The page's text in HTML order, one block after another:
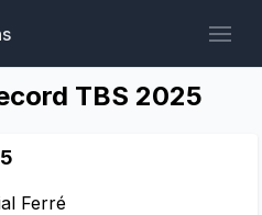
TBS 2025
Ferré